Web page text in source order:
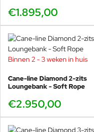
€1.895,00
Binnen 2 - 3 weken in huis
Cane-line Diamond 2-zits
Loungebank - Soft Rope
€2.950,00